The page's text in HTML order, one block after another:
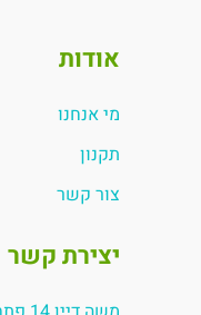
אודות
מי אנחנו
תקנון
צור קשר
יצירת קשר